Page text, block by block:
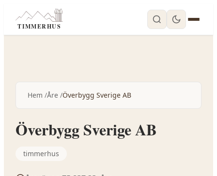
TIMMERHUS
Hem Åre Överbygg Sverige AB
Överbygg Sverige AB
timmerhus